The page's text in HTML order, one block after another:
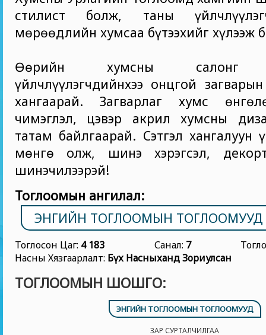
стилист болж, таны
мөрөөдлийн хумсаа бүтээхийг хүлээж
Өөрийн хумсны салонг
үйлчлүүлэгчдийнхээ онцгой
хангаарай. Загварлаг хумс
чимэглэл, цэвэр акрил хумсны
татам байлгаарай. Сэтгэл хангалуун
мөнгө олж, шинэ хэрэгсэл,
шинэчилээрэй!
Тоглоомын ангилал:
ЭНГИЙН ТОГЛООМЫН ТОГЛООМУУД
Тоглосон Цаг: 4 183 Санал: 7
Насны Хязгаарлалт: Бүх Насныханд Зориулсан
ТОГЛООМЫН ШОШГО:
ЭНГИЙН ТОГЛООМЫН ТОГЛООМУУД
ЗАР СУРТАЛЧИЛГАА